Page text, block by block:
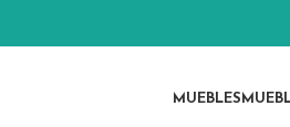
MUEBLES